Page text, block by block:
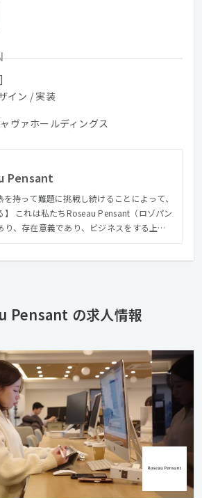
イン / 実装
ヴァホールディングス
Pensant
を持って難題に挑戦し続けることによって、
】 これは私たちRoseau Pensant（ロゾパン
り、存在意義であり、ビジネスをする上で
Pensant の求人情報